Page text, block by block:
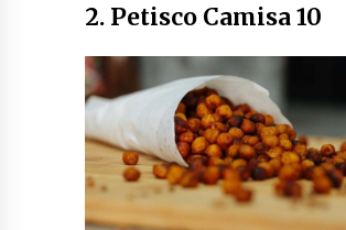
2. Petisco Camisa 10